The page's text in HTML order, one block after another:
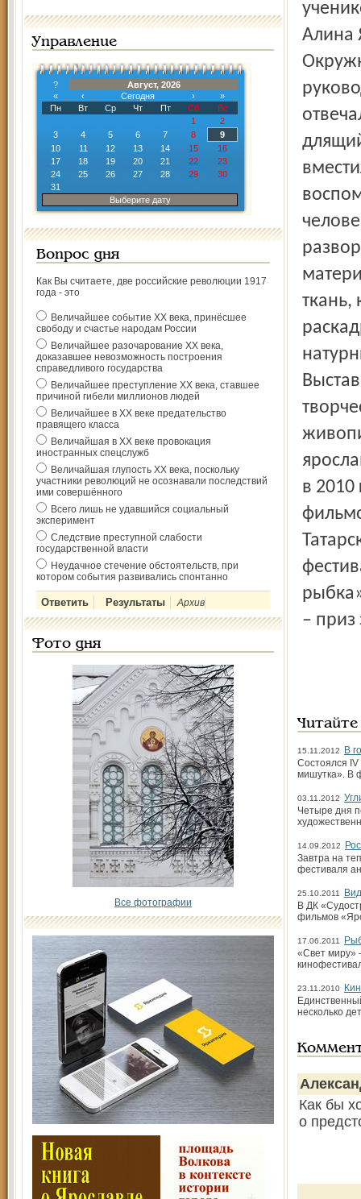
Управление
?
Август, 2026
«
‹ Сегодня ›
»
Пн
Вт Ср Чт Пт Сб
Вс
1
2
3
4 5 6 7 8
9
10
11 12 13 14 15
16
17
18 19 20 21 22
23
24
25 26 27 28 29
30
31
Выберите дату
Вопрос дня
Как Вы считаете, две российские революции 1917
года - это
Величайшее событие ХХ века, принёсшее
свободу и счастье народам России
Величайшее разочарование ХХ века,
доказавшее невозможность построения
справедливого государства
Величайшее преступление ХХ века, ставшее
причиной гибели миллионов людей
Величайшее в ХХ веке предательство
правящего класса
Величайшая в ХХ веке провокация
иностранных спецслужб
Величайшая глупость ХХ века, поскольку
участники революций не осознавали последствий
ими совершённого
Всего лишь не удавшийся социальный
эксперимент
Следствие преступной слабости
государственной власти
Неудачное стечение обстоятельств, при
котором события развивались спонтанно
Архив
Фото дня
Все фотографии
Алина
ткань,
в
– приз
15.11.2012
В
Состоялся
мишутка». В
03.11.2012
Четыре дня
14.09.2012
Завтра на
фестиваля
25.10.2011
В ДК
фильмов
17.06.2011
«Свет миру»
23.11.2010
несколько
Как бы
о